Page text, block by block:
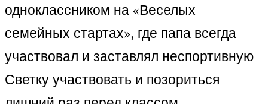
одноклассником на «Веселых
семейных стартах», где папа всегда
участвовал и заставлял неспортивную
Светку участвовать и позориться